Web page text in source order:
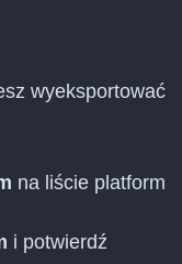
wyeksportować
na liście platform
i potwierdź